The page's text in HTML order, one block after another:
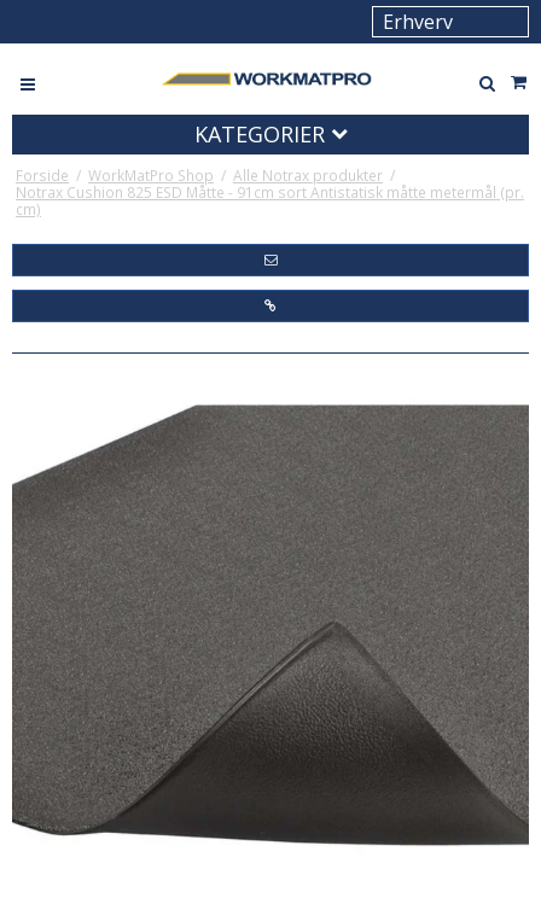
KATEGORIER
Forside / WorkMatPro Shop / Alle Notrax produkter /
Notrax Cushion 825 ESD Måtte - 91cm sort Antistatisk måtte metermål (pr.
cm)